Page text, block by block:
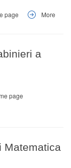
page More
a
page
Matematica